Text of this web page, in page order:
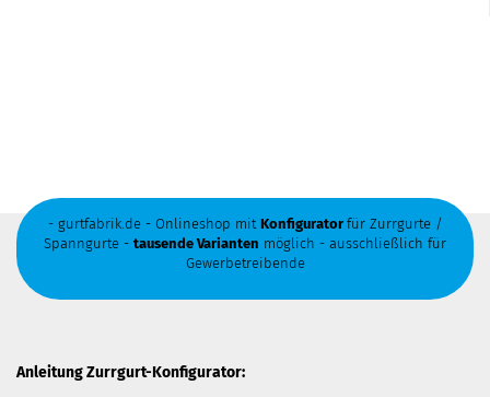
- gurtfabrik.de - Onlineshop mit Konfiguratorfür Zurrgurte /
Spanngurte - tausende Varianten möglich - ausschließlich für
Gewerbetreibende
Anleitung Zurrgurt-Konfigurator: